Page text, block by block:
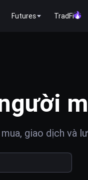
Futures TradFi
giao dịch